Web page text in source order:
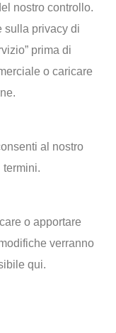
nostro controllo.
sulla privacy di
prima di
o caricare
al nostro
termini.
o apportare
verranno
qui.